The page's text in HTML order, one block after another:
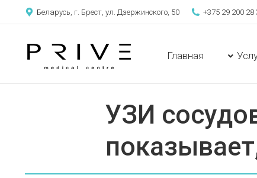
Беларусь, г. Брест, ул. Дзержинского, 50 +375 29 200 28
Главная
УЗИ
Главная